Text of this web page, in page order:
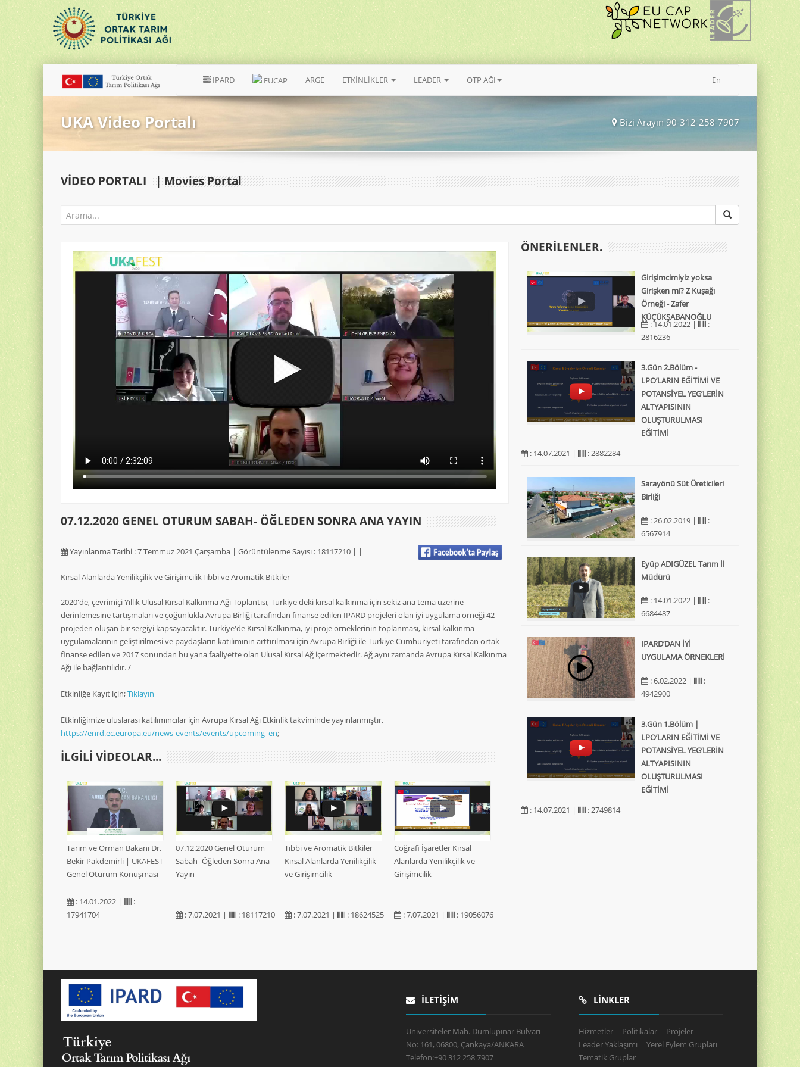
IPARD EUCAP ARGE ETKİNLİKLER LEADER OTP AĞI En
UKA Video Portalı Bizi Arayın 90-312-258-7907
VIDEO PORTALI | Movies Portal
07.12.2020 GENEL OTURUM SABAH- ÖĞLEDEN SONRA ANA YAYIN
Yayınlanma Tarihi : 7 Temmuz 2021 Çarşamba | Görüntülenme Sayısı : 18117210 | |
Kırsal Alanlarda Yenilikçilik ve GirişimcilikTıbbi ve Aromatik Bitkiler
2020'de, çevrimiçi Yıllık Ulusal Kırsal Kalkınma Ağı Toplantısı, Türkiye'deki kırsal kalkınma için sekiz ana tema üzerine
derinlemesine tartışmaları ve çoğunlukla Avrupa Birliği tarafından finanse edilen IPARD projeleri olan iyi uygulama örneği 42
projeden oluşan bir sergiyi kapsayacaktır. Türkiye'de Kırsal Kalkınma, iyi proje örneklerinin toplanması, kırsal kalkınma
uygulamalarının geliştirilmesi ve paydaşların katılımının arttırılması için Avrupa Birliği ile Türkiye Cumhuriyeti tarafından ortak
finanse edilen ve 2017 sonundan bu yana faaliyette olan Ulusal Kırsal Ağ içermektedir. Ağ aynı zamanda Avrupa Kırsal Kalkınma
Ağı ile bağlantılıdır. /
Etkinliğe Kayıt için;Tıklayın
Etkinliğimize uluslarası katılımıncılar için Avrupa Kırsal Ağı Etkinlik takviminde yayınlanmıştır.
https://enrd.ec.europa.eu/news-events/events/upcoming_en;
ILGILI VIDEOLAR...
Tarım ve Orman Bakanı Dr.
Bekir Pakdemirli | UKAFEST
Genel Oturum Konuşması
: 14.01.2022 |
:
17941704
07.12.2020 Genel Oturum
Sabah- Öğleden Sonra Ana
Yayın
: 7.07.2021 | : 18117210
Tıbbi ve Aromatik Bitkiler
Kırsal Alanlarda Yenilikçilik
ve Girişimcilik
: 7.07.2021 | : 18624525
Coğrafi İşaretler Kırsal
Alanlarda Yenilikçilik ve
Girişimcilik
: 7.07.2021 | : 19056076
ÖNERILENLER.
Girişimcimiyiz yoksa
Girişken mi? Z Kuşağı
Örneği - Zafer
KÜÇÜKŞABANOĞLU
: 14.01.2022 |
:
2816236
3.Gün 2.Bölüm -
LPO’LARIN EĞİTİMİ VE
POTANSİYEL YEG’LERİN
ALTYAPISININ
OLUŞTURULMASI
EĞİTİMİ
: 14.07.2021 |
: 2882284
Sarayönü Süt Üreticileri
Birliği
: 26.02.2019 |
:
6567914
Eyüp ADIGÜZEL Tarım İl
Müdürü
: 14.01.2022 |
:
6684487
IPARD’DAN İYİ
UYGULAMA ÖRNEKLERİ
: 6.02.2022 |
:
4942900
3.Gün 1.Bölüm |
LPO’LARIN EĞİTİMİ VE
POTANSİYEL YEG’LERİN
ALTYAPISININ
OLUŞTURULMASI
EĞİTİMİ
: 14.07.2021 |
: 2749814
İLETIŞIM
Üniversiteler Mah. Dumlupınar Bulvarı
No: 161, 06800, Çankaya/ANKARA
Telefon:+90 312 258 7907
LINKLER
Hizmetler Politikalar
Projeler
Leader Yaklaşımı
Yerel Eylem Grupları
Tematik Gruplar